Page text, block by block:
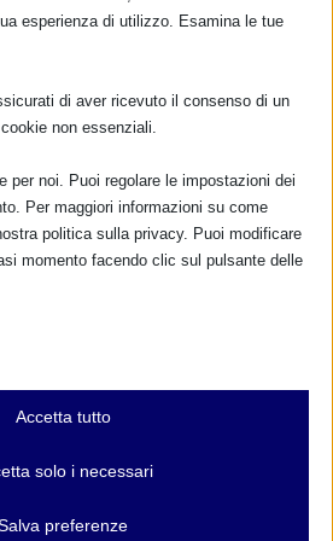
E
VERDE GRATUITO
esperienza di utilizzo. Esamina le tue
di aver ricevuto il consenso di un
non essenziali.
per noi. Puoi regolare le impostazioni dei
Per maggiori informazioni su come
politica sulla privacy. Puoi modificare
momento facendo clic sul pulsante delle
abilitano le funzioni di base e sono
il consenso dell'utente secondo il GDPR.
Accetta tutto
solo i necessari
preferenze